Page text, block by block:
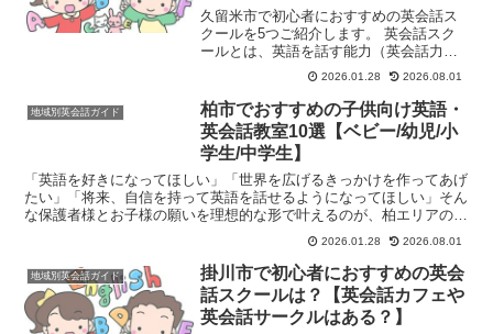
5選】
久留米市で初心者におすすめの英会話ス
クールを5つご紹介します。 英会話スク
ールとは、英語を話す能力（英会話力）
を習得することを目的とした学習塾や教
育機関のことです。主に、英語でのコミ
ュニケーション能力を高めたいと考える
人々（学生、社会人、シ...
2026.01.28 2026.08.01
地域別英会話ガイド
柏市でおすすめの子供向け英語・
英会話教室10選【ベビー/幼児/小
学生/中学生】
「英語を好きになってほしい」「世界を広げるきっかけを作ってあげ
たい」「将来、自信を持って英語を話せるようになってほしい」そん
な保護者様とお子様の願いを理想的な形で叶えるのが、柏エリアの英
会話スクールです。千葉県屈指の文教地区であり、教育への...
2026.01.28 2026.08.01
地域別英会話ガイド
掛川市で初心者におすすめの英会
話スクールは？【英会話カフェや
英会話サークルはある？】